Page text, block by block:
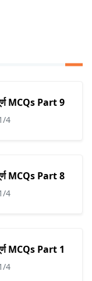
MCQs Part 9
4
MCQs Part 8
4
MCQs Part 1
4